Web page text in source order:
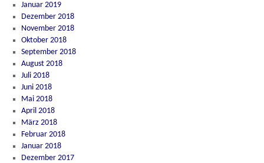
Januar 2019
Dezember 2018
November 2018
Oktober 2018
September 2018
August 2018
Juli 2018
Juni 2018
Mai 2018
April 2018
März 2018
Februar 2018
Januar 2018
Dezember 2017